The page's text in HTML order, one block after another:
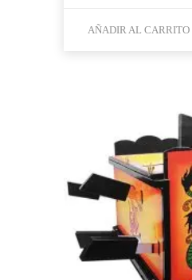
AÑADIR AL CARRITO